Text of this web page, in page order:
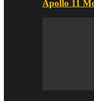
Apollo 11